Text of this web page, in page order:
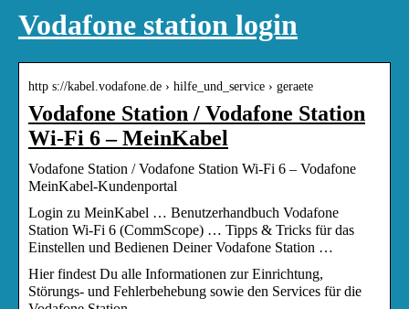
Vodafone station login
http s://kabel.vodafone.de › hilfe_und_service › geraete
Vodafone Station / Vodafone Station
Wi-Fi 6 – MeinKabel
Vodafone Station / Vodafone Station Wi-Fi 6 – Vodafone
MeinKabel-Kundenportal
Login zu MeinKabel … Benutzerhandbuch Vodafone
Station Wi-Fi 6 (CommScope) … Tipps & Tricks für das
Einstellen und Bedienen Deiner Vodafone Station …
Hier findest Du alle Informationen zur Einrichtung,
Störungs- und Fehlerbehebung sowie den Services für die